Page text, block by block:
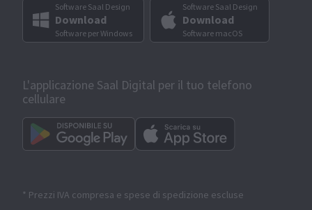
Software Saal Design
Download
Software per Windows
Software Saal Design
Download
Software macOS
L'applicazione Saal Digital per il tuo telefono
cellulare
* Prezzi IVA compresa e spese di spedizione escluse